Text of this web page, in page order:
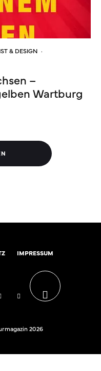
& DESIGN ·
–
Wartburg
IMPRESSUM
2026